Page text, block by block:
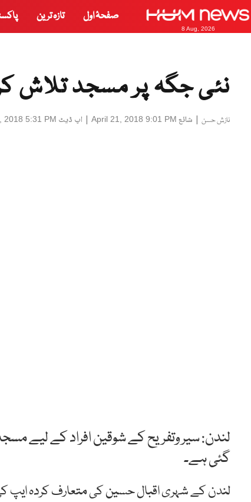
8 Aug, 2026
صفحۂ اول تازہ ترین
نئی جگہ پر مسجد تلاش
نازش حسن | شائع April 21, 2018 9:01 PM
| اپ ڈیٹ 2018 5:31 PM
لندن: سیر وتفریح کے شوقین افراد کے لیے
گئی ہے۔
لندن کے شہری اقبال حسین کی متعارف کردہ